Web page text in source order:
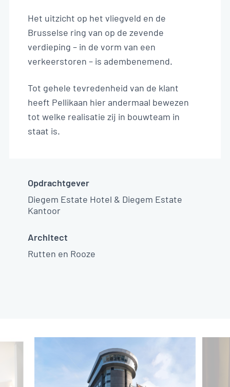
Het uitzicht op het vliegveld en de
Brusselse ring van op de zevende
verdieping – in de vorm van een
verkeerstoren – is adembenemend.
Tot gehele tevredenheid van de klant
heeft Pellikaan hier andermaal bewezen
tot welke realisatie zij in bouwteam in
staat is.
Opdrachtgever
Diegem Estate Hotel & Diegem Estate
Kantoor
Architect
Rutten en Rooze